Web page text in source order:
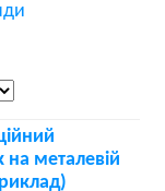
на металевій